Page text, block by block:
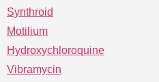
Synthroid
Motilium
Hydroxychloroquine
Vibramycin